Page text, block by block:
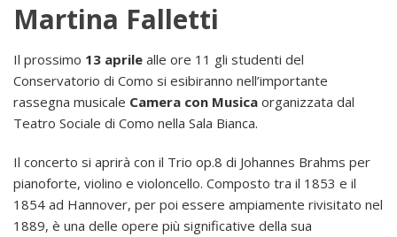
Martina Falletti
Il prossimo 13 aprile alle ore 11 gli studenti del
Conservatorio di Como si esibiranno nell’importante
rassegna musicale Camera con Musica organizzata dal
Teatro Sociale di Como nella Sala Bianca.
Il concerto si aprirà con il Trio op.8 di Johannes Brahms per
pianoforte, violino e violoncello. Composto tra il 1853 e il
1854 ad Hannover, per poi essere ampiamente rivisitato nel
1889, è una delle opere più significative della sua